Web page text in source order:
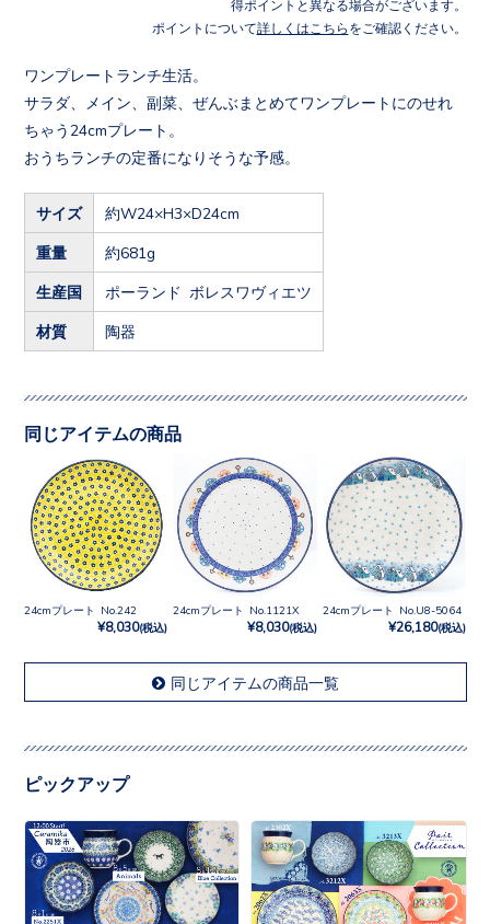
得ポイントと異なる場合がございます。
ポイントについて詳しくはこちら をご確認ください。
ワンプレートランチ生活。
サラダ、メイン、副菜、ぜんぶまとめてワンプレートにのせれ
ちゃう24cmプレート。
おうちランチの定番になりそうな予感。
サイズ 約W24×H3×D24cm
重量 約681g
生産国 ポーランド ボレスワヴィエツ
材質 陶器
同じアイテムの商品
24cmプレート No.242
¥8,030(税込)
24cmプレート No.1121X
¥8,030(税込)
24cmプレート No.U8-5064
¥26,180(税込)
同じアイテムの商品一覧
ピックアップ